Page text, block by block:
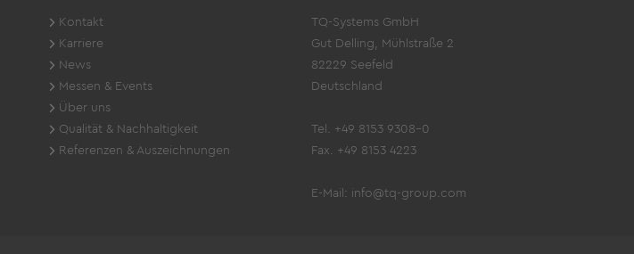
Kontakt
Karriere
News
Messen & Events
Über uns
Qualität & Nachhaltigkeit
Referenzen & Auszeichnungen
TQ-Systems GmbH
Gut Delling, Mühlstraße 2
82229 Seefeld
Deutschland
Tel. +49 8153 9308-0
Fax. +49 8153 4223
E-Mail: info@tq-group.com